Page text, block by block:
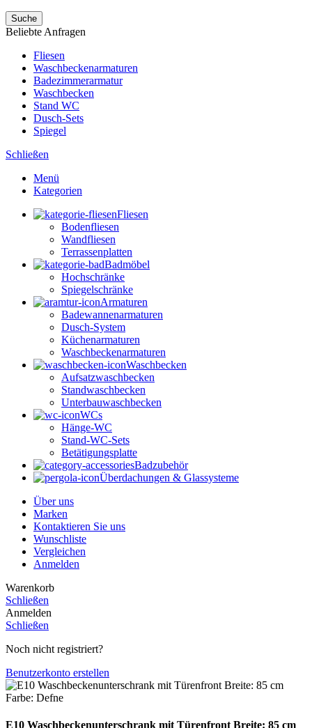
Suche
Beliebte Anfragen
Fliesen
Waschbeckenarmaturen
Badezimmerarmatur
Waschbecken
Stand WC
Dusch-Sets
Spiegel
Schließen
Menü
Kategorien
Fliesen
Bodenfliesen
Wandfliesen
Terrassenplatten
Badmöbel
Hochschränke
Spiegelschränke
Armaturen
Badewannenarmaturen
Dusch-System
Küchenarmaturen
Waschbeckenarmaturen
Waschbecken
Aufsatzwaschbecken
Standwaschbecken
Unterbauwaschbecken
WCs
Hänge-WC
Stand-WC-Sets
Betätigungsplatte
Badzubehör
Überdachungen & Glassysteme
Über uns
Marken
Kontaktieren Sie uns
Wunschliste
Vergleichen
Anmelden
Warenkorb
Schließen
Anmelden
Schließen
Noch nicht registriert?
Benutzerkonto erstellen
E10 Waschbeckenunterschrank mit Türenfront Breite: 85 cm